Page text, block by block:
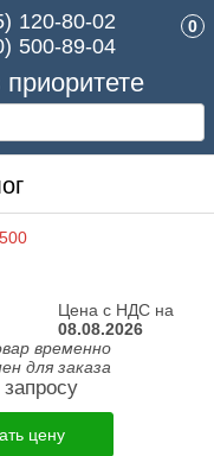
120-80-02
500-89-04
0
Цена с НДС на
08.08.2026
временно
для заказа
цену